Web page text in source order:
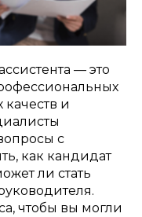
— это
и
с
как кандидат
ли стать
чтобы вы могли